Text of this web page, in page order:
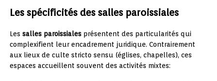
Les spécificités des salles paroissiales
Les salles paroissiales présentent des particularités qui
complexifient leur encadrement juridique. Contrairement
aux lieux de culte stricto sensu (églises, chapelles), ces
espaces accueillent souvent des activités mixtes: